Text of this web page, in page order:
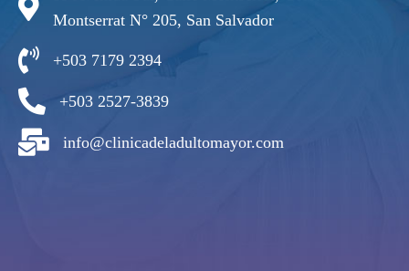
Montserrat N° 205, San Salvador
+503 7179 2394
+503 2527-3839
info@clinicadeladultomayor.com